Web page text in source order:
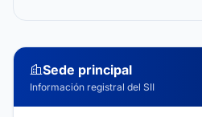
Sede principal
Información registral del SII